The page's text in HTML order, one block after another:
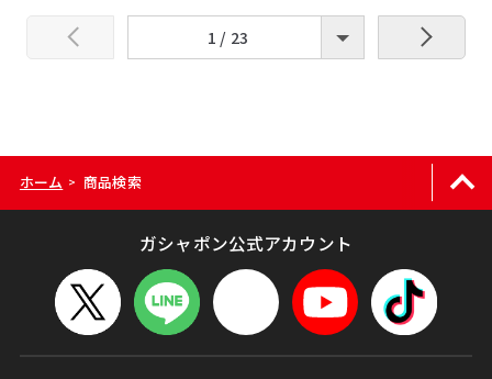
1 / 23
ホーム > 商品検索
ガシャポン公式アカウント